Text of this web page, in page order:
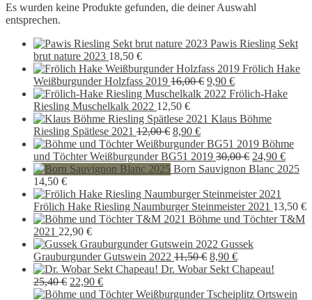
Es wurden keine Produkte gefunden, die deiner Auswahl
entsprechen.
Pawis Riesling Sekt
brut nature 2023 18,50 €
Frölich Hake
Weißburgunder Holzfass 2019 16,00€ Ursprünglicher
Preis
16,00 €
9,90 €Aktueller
Preis
9,90 €.
Frölich-Hake
Riesling Muschelkalk 2022 12,50 €
Klaus Böhme
Riesling Spätlese 2021 12,00€ Ursprünglicher
Preis
war:
12,00 €
8,90 €Aktueller
Preis
ist:
8,90 €.
Böhme
und Töchter Weißburgunder BG51 2019 30,00€
Preis
30,00 €
24,90 €
Preis
Born Sauvignon Blanc 2025
14,50 €
Frölich Hake Riesling Naumburger Steinmeister 2021 13,50 €
Böhme und Töchter T&M
2021 22,90 €
Gussek
Grauburgunder Gutswein 2022 11,50€ Ursprünglicher
Preis
11,50 €
8,90 €Aktueller
Preis
8,90 €.
Dr. Wobar Sekt Chapeau!
25,40€ Ursprünglicher
Preis
22,90 €Aktueller
Preis